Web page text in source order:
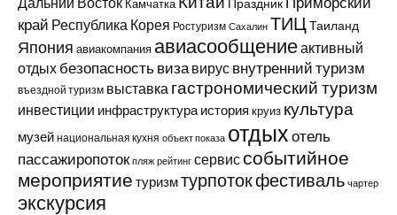
Камчатка Праздник
край Республика Корея Ростуризм Сахалин ТИЦТаиланд
Япония авиакомпания авиасообщениеактивный
отдых безопасность виза вирус внутренний туризм
въездной туризм выставка гастрономический туризм
инвестиции инфраструктура история круиз культура
музей национальная кухня объект показа отдыхотель
пассажиропоток пляж рейтинг сервис событийное
мероприятие туризмтурпотокфестиваль чартер
экскурсия